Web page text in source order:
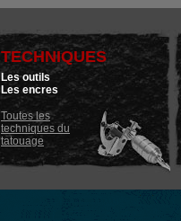
TECHNIQUES
Les outils
Les encres
Toutes les
techniques du
tatouage